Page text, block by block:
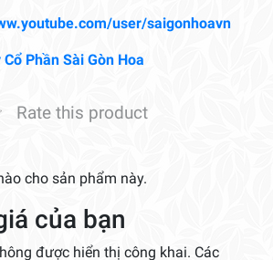
user/saigonhoavn
Cổ Phần Sài Gòn Hoa
Rate this product
cho sản phẩm này.
của bạn
được hiển thị công khai. Các